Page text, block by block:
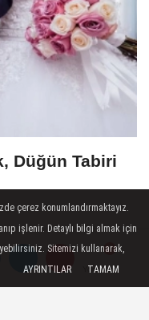
Yorumlar
Yorumlar
Düğün Tabiri
çerez konumlandırmaktayız.
işlenir. Detaylı bilgi almak için
Sitemizi kullanarak,
AYRINTILAR TAMAM